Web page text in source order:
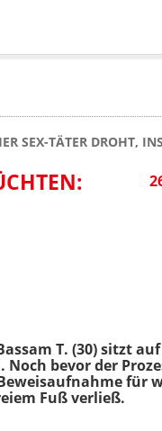
SEX-TÄTER DROHT,
G
T. (30) sitzt
bevor der
für
Fuß verließ.